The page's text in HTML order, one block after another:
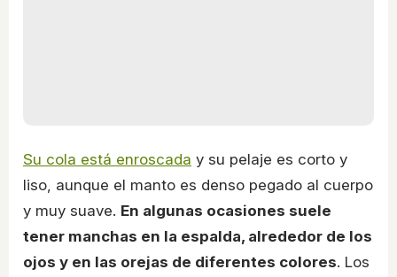
Su cola está enroscada y su pelaje es corto y
liso, aunque el manto es denso pegado al cuerpo
y muy suave. En algunas ocasiones suele
tener manchas en la espalda, alrededor de los
ojos y en las orejas de diferentes colores. Los